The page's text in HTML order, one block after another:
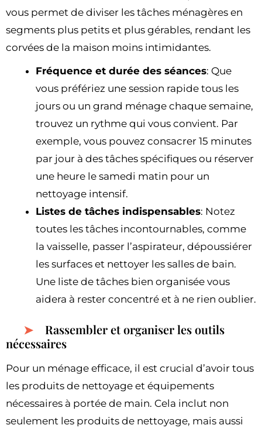
vous permet de diviser les tâches ménagères en
segments plus petits et plus gérables, rendant les
corvées de la maison moins intimidantes.
Fréquence et durée des séances: Que
vous préfériez une session rapide tous les
jours ou un grand ménage chaque semaine,
trouvez un rythme qui vous convient. Par
exemple, vous pouvez consacrer 15 minutes
par jour à des tâches spécifiques ou réserver
une heure le samedi matin pour un
nettoyage intensif.
Listes de tâches indispensables: Notez
toutes les tâches incontournables, comme
la vaisselle, passer l’aspirateur, dépoussiérer
les surfaces et nettoyer les salles de bain.
Une liste de tâches bien organisée vous
aidera à rester concentré et à ne rien oublier.
Rassembler et organiser les outils
nécessaires
Pour un ménage efficace, il est crucial d’avoir tous
les produits de nettoyage et équipements
nécessaires à portée de main. Cela inclut non
seulement les produits de nettoyage, mais aussi